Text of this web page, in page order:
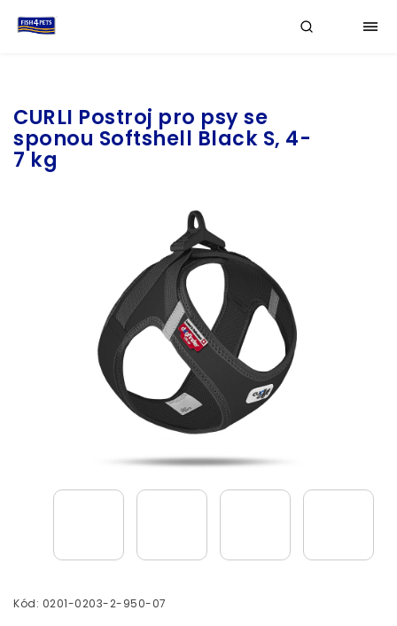
CURLI Postroj pro psy se
sponou Softshell Black S, 4-
7 kg
Kód: 0201-0203-2-950-07